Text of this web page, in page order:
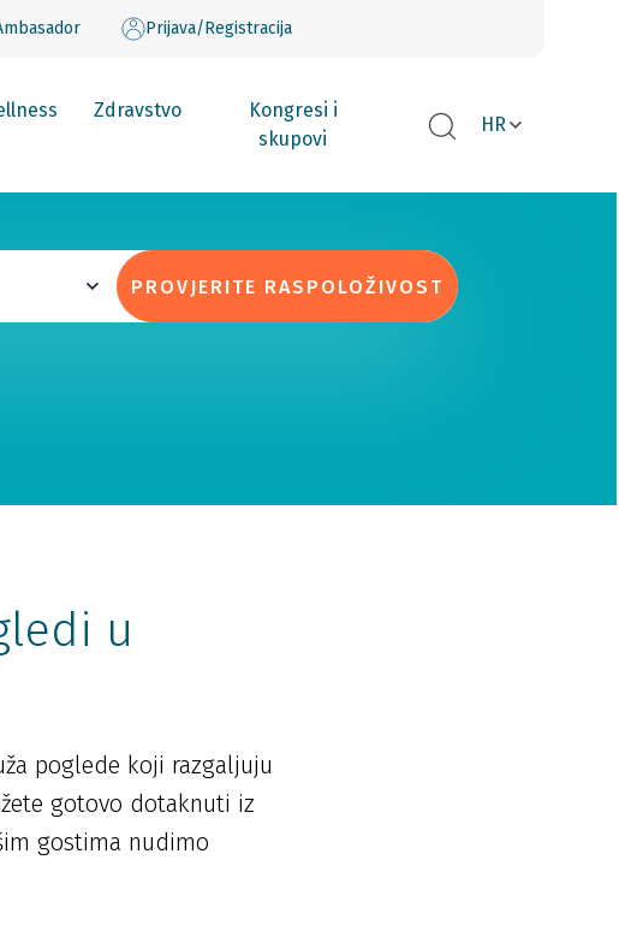
Prijava/Registracija
Zdravstvo
Kongresi i
skupovi
HR
PROVJERITE RASPOLOŽIVOST
u
poglede koji razgaljuju
gotovo dotaknuti iz
gostima nudimo